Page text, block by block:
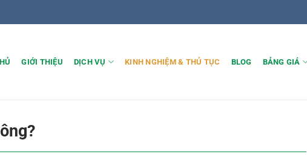
GIỚI THIỆU DỊCH VỤ KINH NGHIỆM & THỦ TỤC BLOG BẢNG GIÁ